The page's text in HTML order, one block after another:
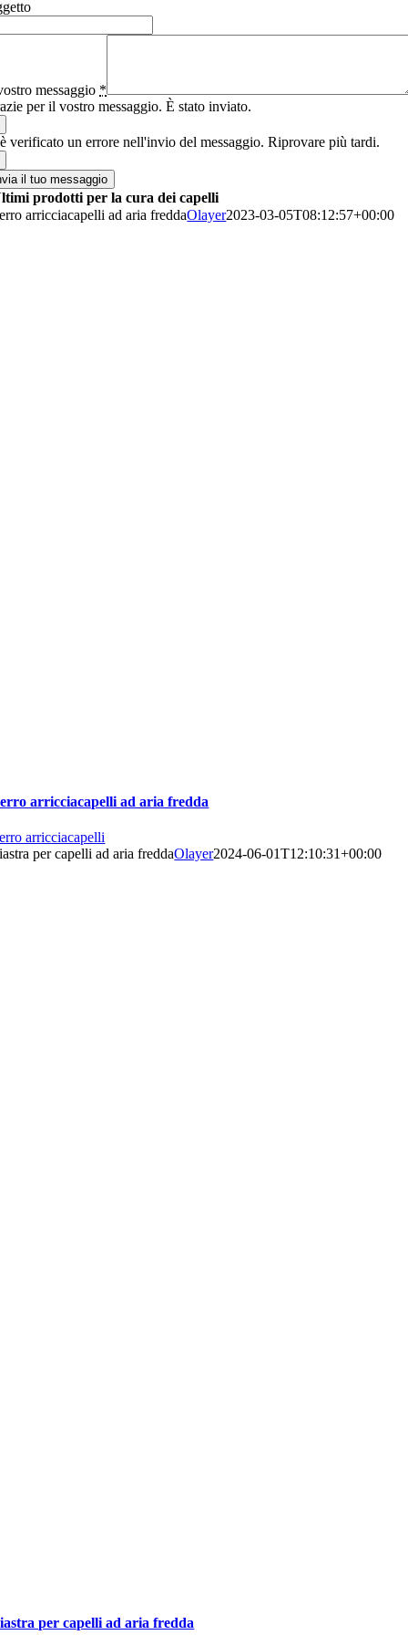
messaggio *
per il vostro messaggio. È stato inviato.
verificato un errore nell'invio del messaggio. Riprovare più tardi.
il tuo messaggio
prodotti per la cura dei capelli
arricciacapelli ad aria freddaOlayer2023-03-05T08:12:57+00:00
arricciacapelli ad aria fredda
arricciacapelli
per capelli ad aria freddaOlayer2024-06-01T12:10:31+00:00
per capelli ad aria fredda